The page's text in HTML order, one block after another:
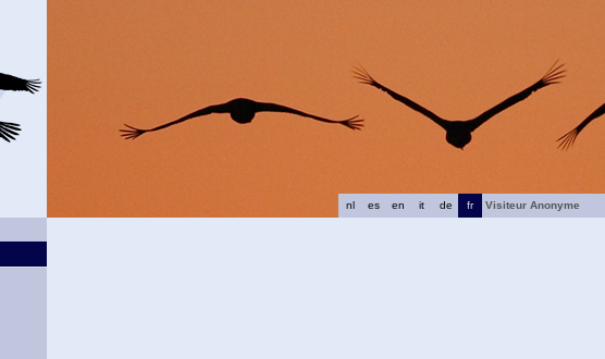
fr
de
it
en
es
nl
Visiteur Anonyme